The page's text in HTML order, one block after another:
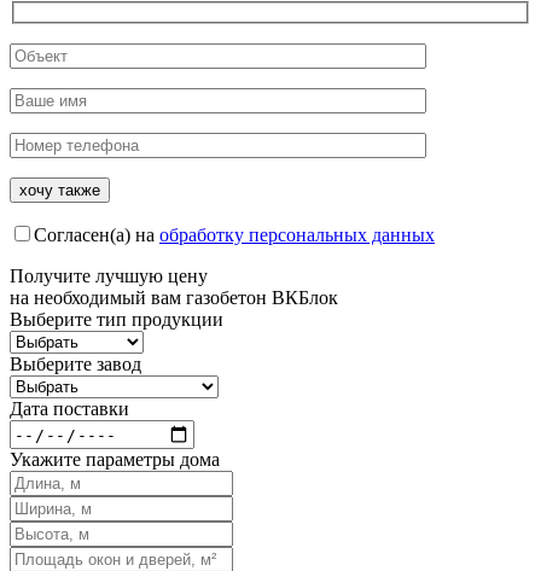
Согласен(а) на обработку персональных данных
Получите лучшую цену
на необходимый вам газобетон ВКБлок
Выберите тип продукции
Выберите завод
Дата поставки
Укажите параметры дома